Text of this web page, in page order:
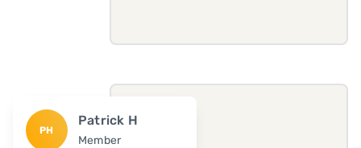
PH
Patrick H
Member